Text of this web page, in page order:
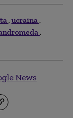
ucraina
News